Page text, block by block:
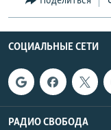
СОЦИАЛЬНЫЕ СЕТИ
РАДИО СВОБОДА